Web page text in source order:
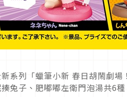
系列「蠟筆小新 春日胡鬧劇
兔子、肥嘟嘟左衛門泡湯共6種